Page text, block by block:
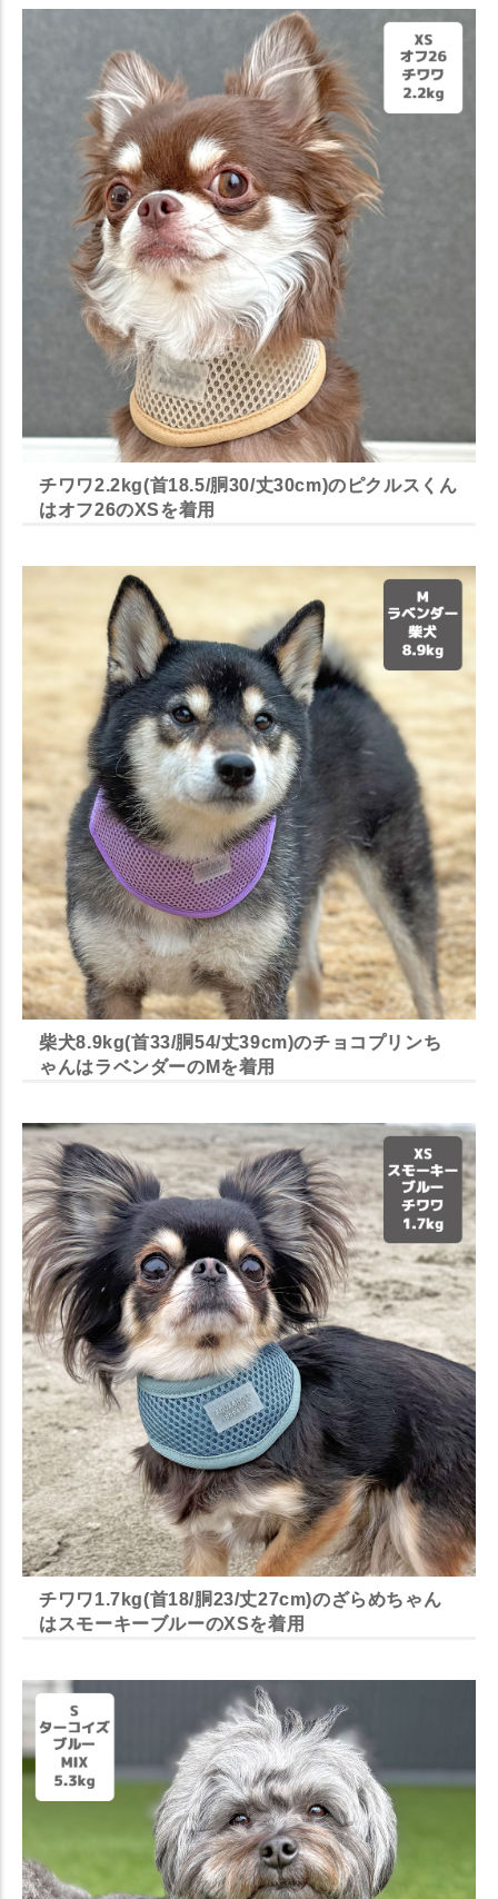
チワワ2.2kg(首18.5/胴30/丈30cm)のピクルスくん
はオフ26のXSを着用
柴犬8.9kg(首33/胴54/丈39cm)のチョコプリンち
ゃんはラベンダーのMを着用
チワワ1.7kg(首18/胴23/丈27cm)のざらめちゃん
はスモーキーブルーのXSを着用